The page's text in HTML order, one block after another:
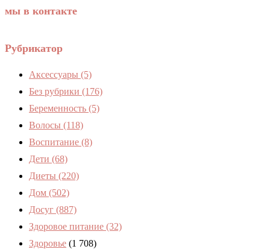
мы в контакте
Рубрикатор
Аксессуары (5)
Без рубрики (176)
Беременность (5)
Волосы (118)
Воспитание (8)
Дети (68)
Диеты (220)
Дом (502)
Досуг (887)
Здоровое питание (32)
Здоровье (1 708)